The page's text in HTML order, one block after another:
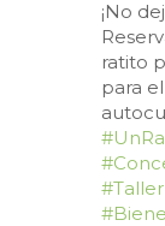
¡No
ratito
para